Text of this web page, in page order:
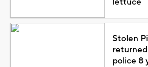
Stolen
police 8